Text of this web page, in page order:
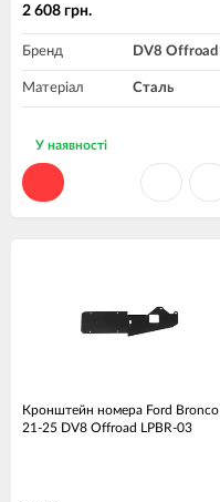
2 608 грн.
Бренд DV8 Offroad
Матеріал Сталь
У наявності
Кронштейн номера Ford Bronco
21-25 DV8 Offroad LPBR-03